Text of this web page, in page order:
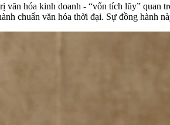
hóa kinh doanh - “vốn tích lũy” quan
chuẩn văn hóa thời đại. Sự đồng hành